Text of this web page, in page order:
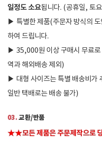
일정도 소요됩니다. (공휴일, 토
▶ 특별한 제품(주문자 방식의
하여 드립니다.
▶ 35,000원 이상 구매시 무료로
역과 해외배송 제외)
▶ 대형 사이즈는 특별 배송비
일반 택배로는 배송 불가)
03.교환/반품
★★모든 제품은 주문제작으로